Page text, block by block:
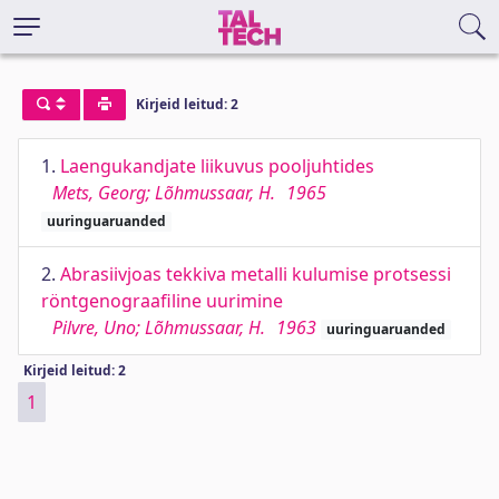
Kirjeid leitud: 2
1. Laengukandjate liikuvus pooljuhtides
Mets, Georg; Lõhmussaar, H. 1965
uuringuaruanded
2. Abrasiivjoas tekkiva metalli kulumise protsessi
röntgenograafiline uurimine
Pilvre, Uno; Lõhmussaar, H. 1963 uuringuaruanded
Kirjeid leitud: 2
1